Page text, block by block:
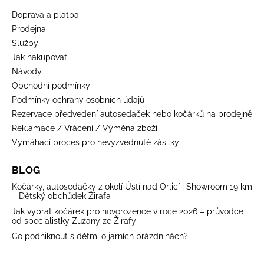
Doprava a platba
Prodejna
Služby
Jak nakupovat
Návody
Obchodní podmínky
Podmínky ochrany osobních údajů
Rezervace předvedení autosedaček nebo kočárků na prodejně
Reklamace / Vrácení / Výměna zboží
Vymáhací proces pro nevyzvednuté zásilky
BLOG
Kočárky, autosedačky z okolí Ústí nad Orlicí | Showroom 19 km
– Dětský obchůdek Žirafa
Jak vybrat kočárek pro novorozence v roce 2026 – průvodce
od specialistky Zuzany ze Žirafy
Co podniknout s dětmi o jarních prázdninách?